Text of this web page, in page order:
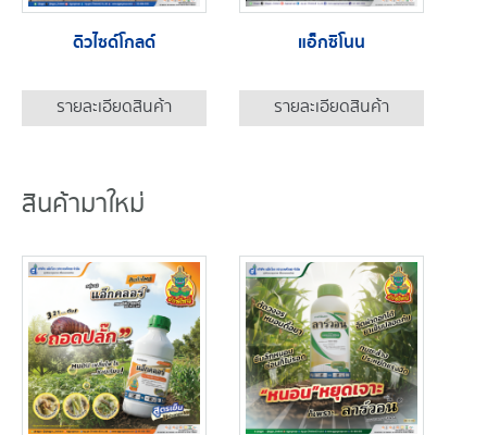
ดิวไซด์โกลด์
รายละเอียดสินค้า
แอ็กซิโนน
รายละเอียดสินค้า
สินค้ามาใหม่